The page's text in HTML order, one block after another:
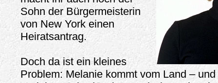
Sohn der Bürgermeisterin
von New York einen
Heiratsantrag.
Doch da ist ein kleines
Problem: Melanie kommt vom Land –